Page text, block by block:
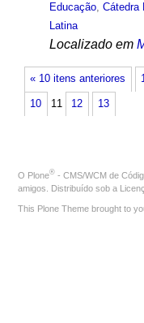
Educação, Cátedra
Latina
Localizado em
« 10 itens anteriores
10 11 12 13
O Plone® - CMS/WCM de
amigos. Distribuído sob a
This Plone Theme brought to